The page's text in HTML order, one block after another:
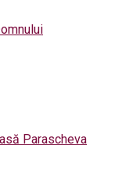
Parascheva